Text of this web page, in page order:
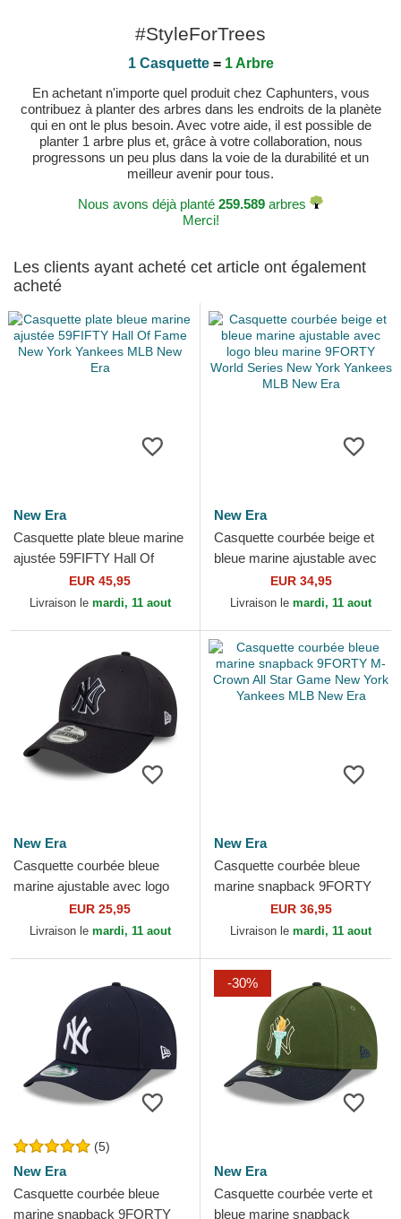
#StyleForTrees
1 Casquette= 1 Arbre
En achetant n'importe quel produit chez Caphunters, vous
contribuez à planter des arbres dans les endroits de la planète
qui en ont le plus besoin. Avec votre aide, il est possible de
planter 1 arbre plus et, grâce à votre collaboration, nous
progressons un peu plus dans la voie de la durabilité et un
meilleur avenir pour tous.
Nous avons déjà planté 259.589 arbres
Merci!
Les clients ayant acheté cet article ont également
acheté
New Era
Casquette plate bleue marine
ajustée 59FIFTY Hall Of
Fame New York Yankees
MLB New Era
EUR 45,95
Livraison le mardi, 11 aout
New Era
Casquette courbée beige et
bleue marine ajustable avec
logo bleu marine 9FORTY
World Series New...
EUR 34,95
Livraison le mardi, 11 aout
New Era
Casquette courbée bleue
marine ajustable avec logo
bleu marine 9FORTY Outline
New York Yankees...
EUR 25,95
Livraison le mardi, 11 aout
New Era
Casquette courbée bleue
marine snapback 9FORTY
M-Crown All Star Game New
York Yankees MLB New Era
EUR 36,95
Livraison le mardi, 11 aout
(5)
New Era
Casquette courbée bleue
marine snapback 9FORTY
-30%
New Era
Casquette courbée verte et
bleue marine snapback